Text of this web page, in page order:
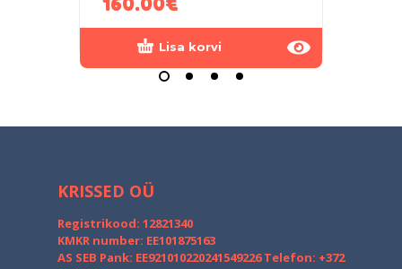
Lisa korvi
KRISSED OÜ
Registrikood: 12821340
KMKR number: EE101875163
AS SEB Pank: EE921010220241549226 Telefon: +372